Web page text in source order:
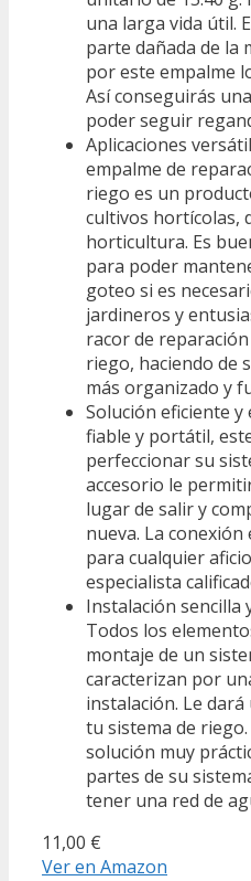
una larga vida útil.
parte dañada de la
por este empalme
Así conseguirás
poder seguir
Aplicaciones
empalme de
riego es un
cultivos hortícolas,
horticultura. Es
para poder
goteo si es
jardineros y
racor de
riego, haciendo de
más organizado y
Solución eficiente y
fiable y portátil,
perfeccionar su
accesorio le
lugar de salir y
nueva. La
para cualquier
especialista
Instalación sencilla
Todos los
montaje de un
caracterizan por
instalación. Le dará
tu sistema de
solución muy
partes de su
tener una red de
11,00 €
Ver en Amazon